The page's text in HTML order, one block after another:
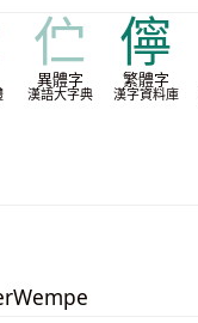
伫
異體字
漢語大字典
儜
繁體字
漢字資料庫